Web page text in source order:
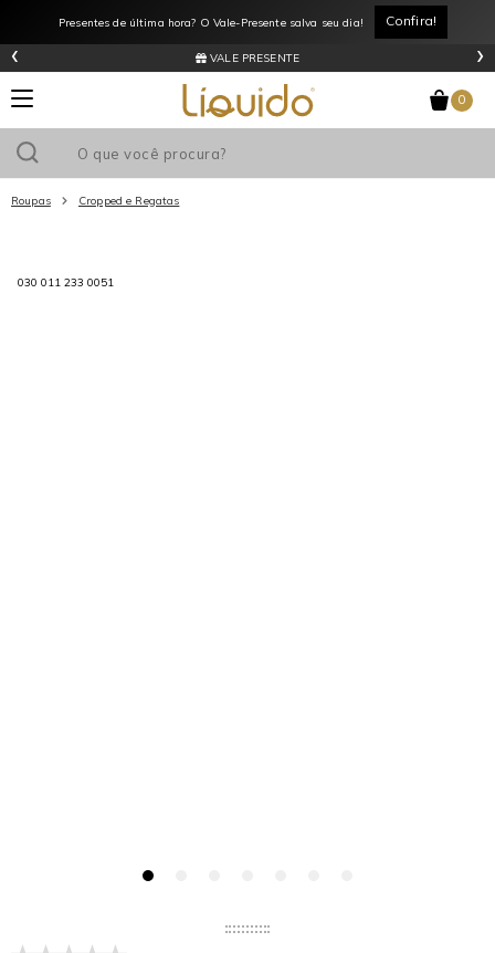
Presentes de última hora? O Vale-Presente salva seu dia! Confira!
VALE PRESENTE
‹ ›
0
Roupas Cropped e Regatas
030 011 233 0051